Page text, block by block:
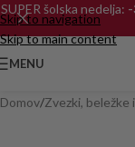
Skip to navigation
Skip to main content
SUPER šolska nedelja:
MENU
Domov Zvezki, beležke